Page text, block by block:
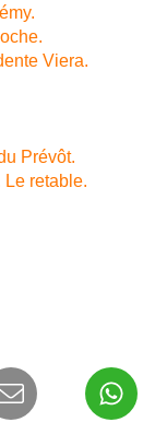
Viera.
Prévôt.
retable.